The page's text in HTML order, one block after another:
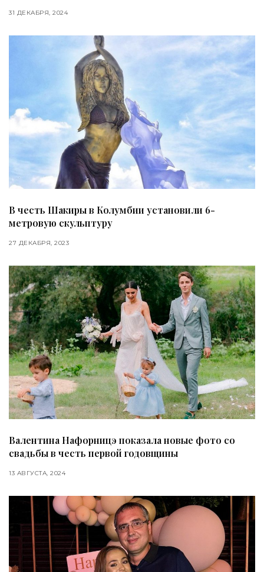
31 ДЕКАБРЯ, 2024
В честь Шакиры в Колумбии установили 6-
метровую скульптуру
27 ДЕКАБРЯ, 2023
Валентина Нафорницэ показала новые фото со
свадьбы в честь первой годовщины
13 АВГУСТА, 2024